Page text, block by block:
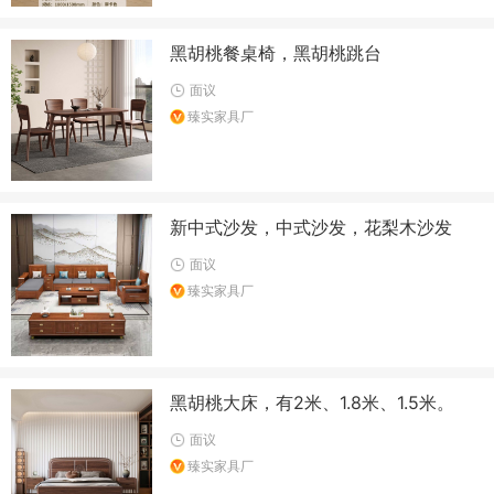
黑胡桃餐桌椅，黑胡桃跳台
面议
臻实家具厂
新中式沙发，中式沙发，花梨木沙发
面议
臻实家具厂
黑胡桃大床，有2米、1.8米、1.5米。
面议
臻实家具厂